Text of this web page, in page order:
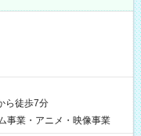
ら徒歩7分
事業・アニメ・映像事業